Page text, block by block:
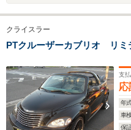
クライスラー
PTクルーザーカブリオ リ
支
応
年
車検
保